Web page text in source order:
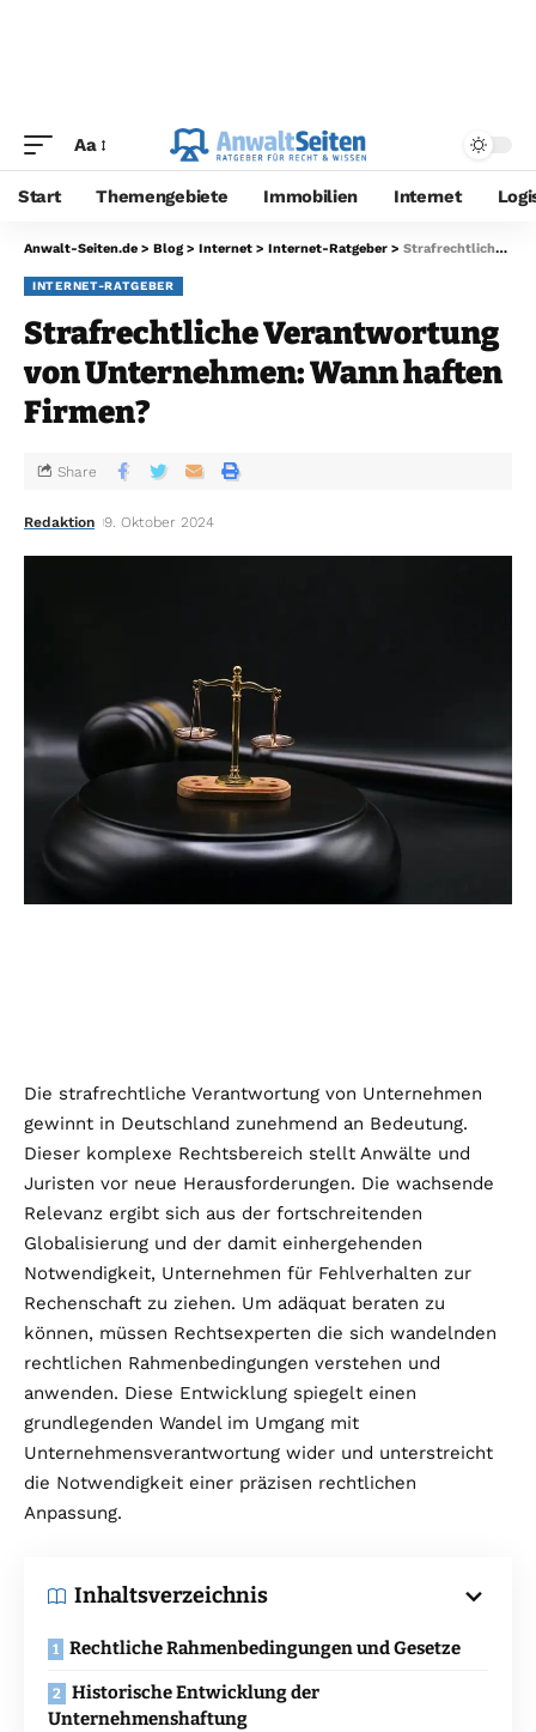
Aa
Start Themengebiete Immobilien Internet
Anwalt-Seiten.de > Blog > Internet > Internet-Ratgeber > Strafrechtliche Verantwortung von Unternehmen: Wann haften Firmen?
INTERNET-RATGEBER
Strafrechtliche Verantwortung
von Unternehmen: Wann haften
Firmen?
Redaktion 9. Oktober 2024
Share
Die strafrechtliche Verantwortung von Unternehmen
gewinnt in Deutschland zunehmend an Bedeutung.
Dieser komplexe Rechtsbereich stellt Anwälte und
Juristen vor neue Herausforderungen. Die wachsende
Relevanz ergibt sich aus der fortschreitenden
Globalisierung und der damit einhergehenden
Notwendigkeit, Unternehmen für Fehlverhalten zur
Rechenschaft zu ziehen. Um adäquat beraten zu
können, müssen Rechtsexperten die sich wandelnden
rechtlichen Rahmenbedingungen verstehen und
anwenden. Diese Entwicklung spiegelt einen
grundlegenden Wandel im Umgang mit
Unternehmensverantwortung wider und unterstreicht
die Notwendigkeit einer präzisen rechtlichen
Anpassung.
Inhaltsverzeichnis
Rechtliche Rahmenbedingungen und Gesetze
Historische Entwicklung der
Unternehmenshaftung